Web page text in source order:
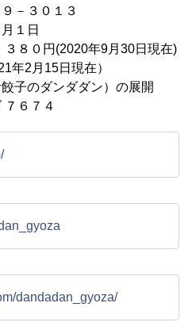
３０１３
１日
８０円(2020年9月30日現在)
2月15日現在）
子のダンダダン）の展開
６７４
dandadan_gyoza/